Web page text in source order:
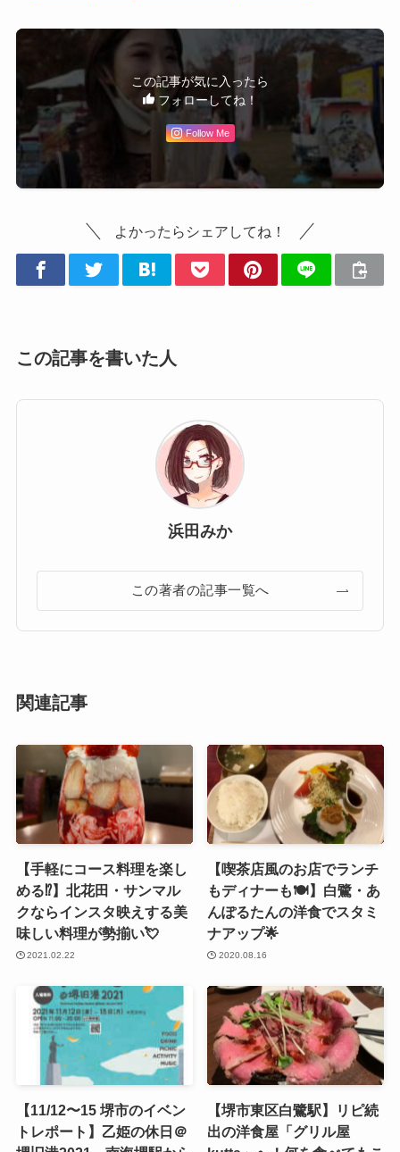
この記事が気に入ったら
フォローしてね！
Follow Me
よかったらシェアしてね！
この記事を書いた人
浜田みか
この著者の記事一覧へ
関連記事
【手軽にコース料理を楽し
める⁉️】北花田・サンマル
クならインスタ映えする美
味しい料理が勢揃い💘
2021.02.22
【喫茶店風のお店でランチ
もディナーも🍽】白鷺・あ
んぽるたんの洋食でスタミ
ナアップ🌟
2020.08.16
【11/12〜15 堺市のイベン
トレポート】乙姫の休日＠
【堺市東区白鷺駅】リピ続
出の洋食屋「グリル屋